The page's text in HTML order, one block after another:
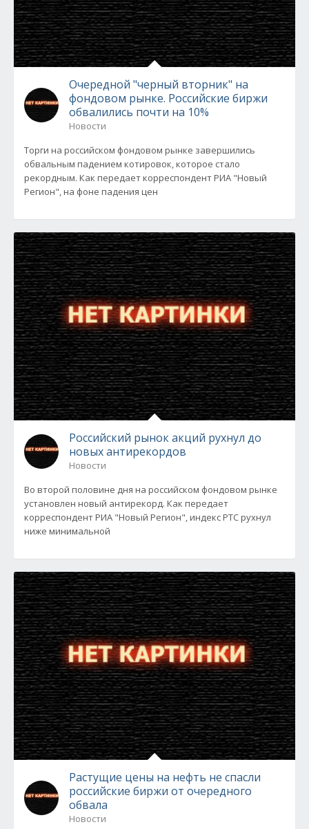
Очередной "черный вторник" на
фондовом рынке. Российские биржи
обвалились почти на 10%
Новости
Торги на российском фондовом рынке завершились
обвальным падением котировок, которое стало
рекордным. Как передает корреспондент РИА "Новый
Регион", на фоне падения цен
Российский рынок акций рухнул до
новых антирекордов
Новости
Во второй половине дня на российском фондовом рынке
установлен новый антирекорд. Как передает
корреспондент РИА "Новый Регион", индекс РТС рухнул
ниже минимальной
Растущие цены на нефть не спасли
российские биржи от очередного
обвала
Новости